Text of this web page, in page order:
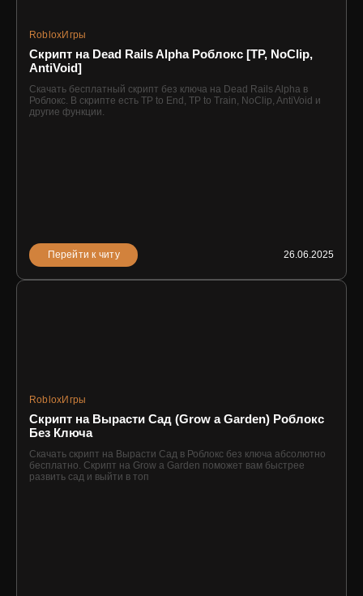
RobloxИгры
Скрипт на Dead Rails Alpha Роблокс [TP, NoClip,
AntiVoid]
Скачать бесплатный скрипт без ключа на Dead Rails Alpha в
Роблокс. В скрипте есть TP to End, TP to Train, NoClip, AntiVoid и
другие функции.
Перейти к читу 26.06.2025
RobloxИгры
Скрипт на Вырасти Сад (Grow a Garden) Роблокс
Без Ключа
Скачать скрипт на Вырасти Сад в Роблокс без ключа абсолютно
бесплатно. Скрипт на Grow a Garden поможет вам быстрее
развить сад и выйти в топ